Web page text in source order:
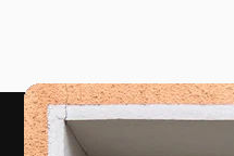
動画
映像素材
モーショングラフィックス
動画テンプレート